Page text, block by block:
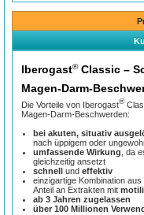
Iberogast®Classic –
Magen-Darm-
Die Vorteile von Iberogast®
Magen-Darm-Beschwerden:
bei akuten, situativ
nach üppigem oder
umfassende Wirkung , da
gleichzeitig ansetzt
schnell undeffektiv
einzigartige Kombination aus
Anteil an Extrakten mit
ab 3 Jahren zugelassen
über 100 Millionen